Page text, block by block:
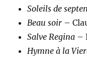
Soleils de
Beau soir –
Salve Regina –
Hymne à la